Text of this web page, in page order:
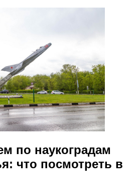
по наукоградам
что посмотреть в